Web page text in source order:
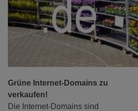
Grüne Internet-Domains zu
verkaufen!
Die Internet-Domains sind